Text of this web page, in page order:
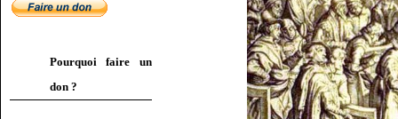
Pourquoi faire un
don ?